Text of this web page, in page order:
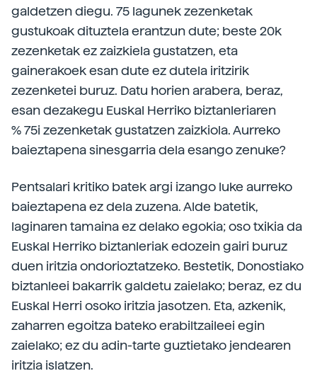
galdetzen diegu. 75 lagunek zezenketak
gustukoak dituztela erantzun dute; beste 20k
zezenketak ez zaizkiela gustatzen, eta
gainerakoek esan dute ez dutela iritzirik
zezenketei buruz. Datu horien arabera, beraz,
esan dezakegu Euskal Herriko biztanleriaren
% 75i zezenketak gustatzen zaizkiola. Aurreko
baieztapena sinesgarria dela esango zenuke?
Pentsalari kritiko batek argi izango luke aurreko
baieztapena ez dela zuzena. Alde batetik,
laginaren tamaina ez delako egokia; oso txikia da
Euskal Herriko biztanleriak edozein gairi buruz
duen iritzia ondorioztatzeko. Bestetik, Donostiako
biztanleei bakarrik galdetu zaielako; beraz, ez du
Euskal Herri osoko iritzia jasotzen. Eta, azkenik,
zaharren egoitza bateko erabiltzaileei egin
zaielako; ez du adin-tarte guztietako jendearen
iritzia islatzen.